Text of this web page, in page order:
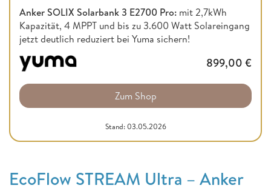
Anker SOLIX Solarbank 3 E2700 Pro: mit 2,7kWh
Kapazität, 4 MPPT und bis zu 3.600 Watt Solareingang
jetzt deutlich reduziert bei Yuma sichern!
899,00 €
Zum Shop
Stand: 03.05.2026
EcoFlow STREAM Ultra – Anker